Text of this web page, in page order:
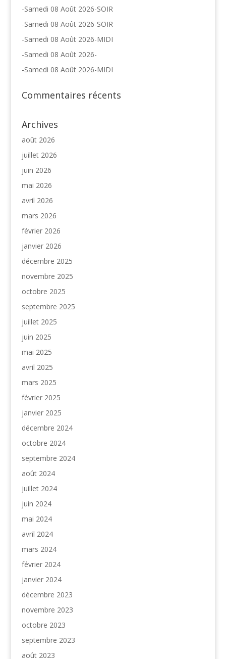
-Samedi 08 Août 2026-SOIR
-Samedi 08 Août 2026-SOIR
-Samedi 08 Août 2026-MIDI
-Samedi 08 Août 2026-
-Samedi 08 Août 2026-MIDI
Commentaires récents
Archives
août 2026
juillet 2026
juin 2026
mai 2026
avril 2026
mars 2026
février 2026
janvier 2026
décembre 2025
novembre 2025
octobre 2025
septembre 2025
juillet 2025
juin 2025
mai 2025
avril 2025
mars 2025
février 2025
janvier 2025
décembre 2024
octobre 2024
septembre 2024
août 2024
juillet 2024
juin 2024
mai 2024
avril 2024
mars 2024
février 2024
janvier 2024
décembre 2023
novembre 2023
octobre 2023
septembre 2023
août 2023